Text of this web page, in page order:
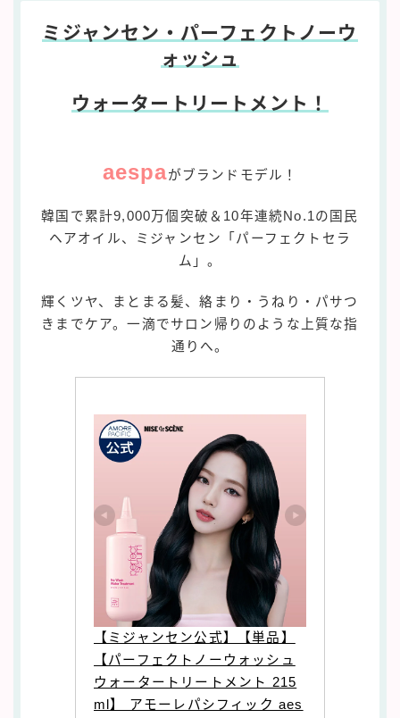
ミジャンセン・パーフェクトノーウ
ォッシュ
ウォータートリートメント！
aespaがブランドモデル！
韓国で累計9,000万個突破＆10年連続No.1の国民
ヘアオイル、ミジャンセン「パーフェクトセラ
ム」。
輝くツヤ、まとまる髪、絡まり・うねり・パサつ
きまでケア。一滴でサロン帰りのような上質な指
通りへ。
【ミジャンセン公式】【単品】
【パーフェクトノーウォッシュ
ウォータートリートメント 215
ml】 アモーレパシフィック aes